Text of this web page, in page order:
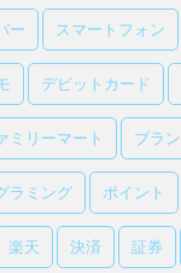
ー スマートフォン
デビットカード
ミリーマート ブラ
ラミング ポイント
楽天 決済 証券